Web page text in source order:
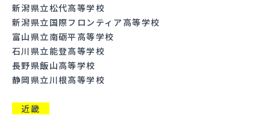
新潟県立松代高等学校
新潟県立国際フロンティア高等学校
富山県立南砺平高等学校
石川県立能登高等学校
長野県飯山高等学校
静岡県立川根高等学校
近畿